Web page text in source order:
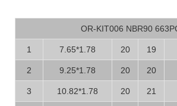
OR-KIT006 NBR90
1 7.65*1.78 20 19
2 9.25*1.78 20 20
3 10.82*1.78 20 21